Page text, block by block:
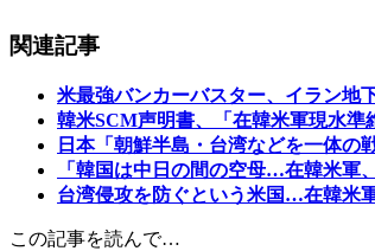
関連記事
米最強バンカーバスター、イラン地
韓米SCM声明書、「在韓米軍現水
日本「朝鮮半島・台湾などを一体
「韓国は中日の間の空母…在韓米軍
台湾侵攻を防ぐという米国…在韓米
この記事を読んで…